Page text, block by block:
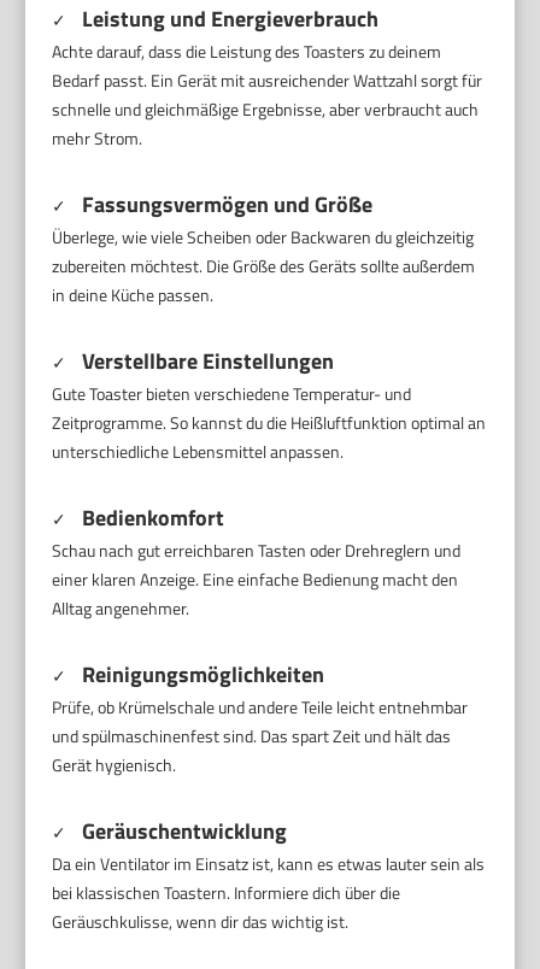
✓ Leistung und Energieverbrauch
Achte darauf, dass die Leistung des Toasters zu deinem
Bedarf passt. Ein Gerät mit ausreichender Wattzahl sorgt für
schnelle und gleichmäßige Ergebnisse, aber verbraucht auch
mehr Strom.
✓ Fassungsvermögen und Größe
Überlege, wie viele Scheiben oder Backwaren du gleichzeitig
zubereiten möchtest. Die Größe des Geräts sollte außerdem
in deine Küche passen.
✓ Verstellbare Einstellungen
Gute Toaster bieten verschiedene Temperatur- und
Zeitprogramme. So kannst du die Heißluftfunktion optimal an
unterschiedliche Lebensmittel anpassen.
✓ Bedienkomfort
Schau nach gut erreichbaren Tasten oder Drehreglern und
einer klaren Anzeige. Eine einfache Bedienung macht den
Alltag angenehmer.
✓ Reinigungsmöglichkeiten
Prüfe, ob Krümelschale und andere Teile leicht entnehmbar
und spülmaschinenfest sind. Das spart Zeit und hält das
Gerät hygienisch.
✓ Geräuschentwicklung
Da ein Ventilator im Einsatz ist, kann es etwas lauter sein als
bei klassischen Toastern. Informiere dich über die
Geräuschkulisse, wenn dir das wichtig ist.